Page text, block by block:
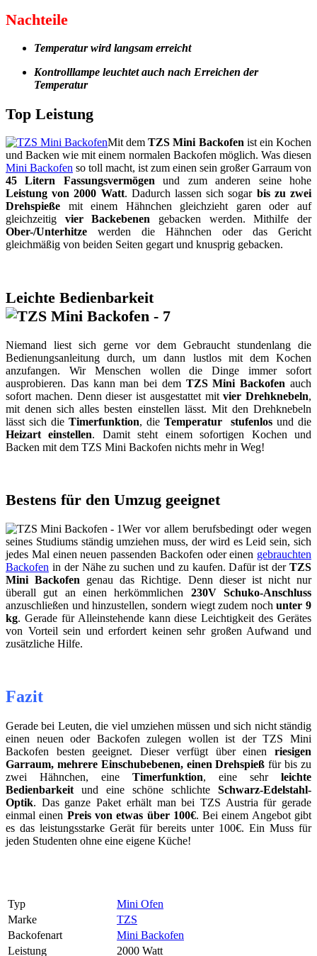
Nachteile
Temperatur wird langsam erreicht
Kontrolllampe leuchtet auch nach Erreichen der
Temperatur
Top Leistung
Mit demTZS Mini Backofenist ein Kochen
und Backen wie mit einem normalen Backofen möglich. Was diesen
Mini Backofen so toll macht, ist zum einen sein großer Garraum von
45 Litern Fassungsvermögenund zum anderen seine hohe
Leistung von 2000 Watt. Dadurch lassen sich sogar bis zu zwei
Drehspieße mit einem Hähnchen gleichzieht garen oder auf
gleichzeitig vier Backebenen gebacken werden. Mithilfe der
Ober-/Unterhitze werden die Hähnchen oder das Gericht
gleichmäßig von beiden Seiten gegart und knusprig gebacken.
Leichte Bedienbarkeit
Niemand liest sich gerne vor dem Gebraucht stundenlang die
Bedienungsanleitung durch, um dann lustlos mit dem Kochen
anzufangen. Wir Menschen wollen die Dinge immer sofort
ausprobieren. Das kann man bei dem TZS Mini Backofen auch
sofort machen. Denn dieser ist ausgestattet mitvier Drehknebeln,
mit denen sich alles besten einstellen lässt. Mit den Drehknebeln
lässt sich die Timerfunktion, die Temperatur stufenlos und die
Heizart einstellen. Damit steht einem sofortigen Kochen und
Backen mit dem TZS Mini Backofen nichts mehr in Weg!
Bestens für den Umzug geeignet
Wer vor allem berufsbedingt oder wegen
seines Studiums ständig umziehen muss, der wird es Leid sein, sich
jedes Mal einen neuen passenden Backofen oder einen gebrauchten
Backofen in der Nähe zu suchen und zu kaufen. Dafür ist der TZS
Mini Backofen genau das Richtige. Denn dieser ist nicht nur
überall gut an einen herkömmlichen 230V Schuko-Anschluss
anzuschließen und hinzustellen, sondern wiegt zudem nochunter 9
kg. Gerade für Alleinstehende kann diese Leichtigkeit des Gerätes
von Vorteil sein und erfordert keinen sehr großen Aufwand und
zusätzliche Hilfe.
Fazit
Gerade bei Leuten, die viel umziehen müssen und sich nicht ständig
einen neuen oder Backofen zulegen wollen ist der TZS Mini
Backofen besten geeignet. Dieser verfügt über einen riesigen
Garraum, mehrere Einschubebenen, einen Drehspieß für bis zu
zwei Hähnchen, eine Timerfunktion, eine sehrleichte
Bedienbarkeit und eine schöne schlichte Schwarz-Edelstahl-
Optik. Das ganze Paket erhält man bei TZS Austria für gerade
einmal einen Preis von etwas über 100€. Bei einem Angebot gibt
es das leistungsstarke Gerät für bereits unter 100€. Ein Muss für
jeden Studenten ohne eine eigene Küche!
Typ
Mini Ofen
Marke
TZS
Backofenart
Mini Backofen
Leistung
2000 Watt